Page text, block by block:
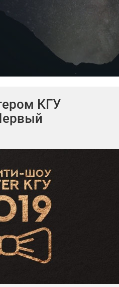
КГУ